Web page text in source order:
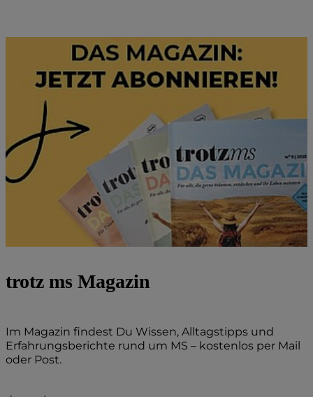
trotz ms Magazin
Im Magazin findest Du Wissen, Alltagstipps und
Erfahrungsberichte rund um MS – kostenlos per Mail
oder Post.